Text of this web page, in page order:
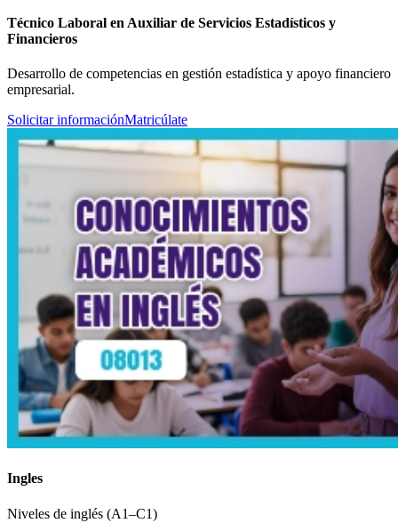
Técnico Laboral en Auxiliar de Servicios Estadísticos y
Financieros
Desarrollo de competencias en gestión estadística y apoyo financiero
empresarial.
Solicitar informaciónMatricúlate
Ingles
Niveles de inglés (A1–C1)